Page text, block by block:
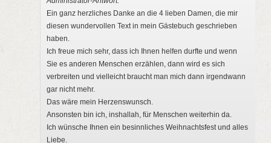
Ein ganz herzliches Danke an die 4 lieben Damen, die mir
diesen wundervollen Text in mein Gästebuch geschrieben
haben.
Ich freue mich sehr, dass ich Ihnen helfen durfte und wenn
Sie es anderen Menschen erzählen, dann wird es sich
verbreiten und vielleicht braucht man mich dann irgendwann
gar nicht mehr.
Das wäre mein Herzenswunsch.
Ansonsten bin ich, inshallah, für Menschen weiterhin da.
Ich wünsche Ihnen ein besinnliches Weihnachtsfest und alles
Liebe.